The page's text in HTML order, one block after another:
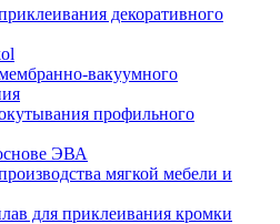
декоративного
вакуумного
профильного
ЭВА
мягкой мебели и
для приклеивания кромки